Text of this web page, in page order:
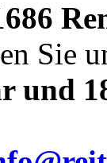
Sie
und